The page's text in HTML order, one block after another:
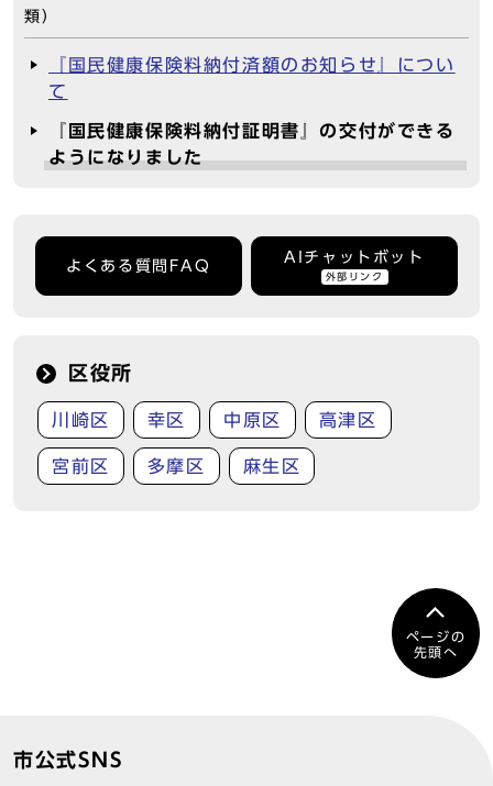
類）
『国民健康保険料納付済額のお知らせ』につい
て
『国民健康保険料納付証明書』の交付ができる
ようになりました
よくある質問FAQ
AIチャットボット
外部リンク
区役所
川崎区 幸区 中原区 高津区
宮前区 多摩区 麻生区
ページの
先頭へ
市公式SNS